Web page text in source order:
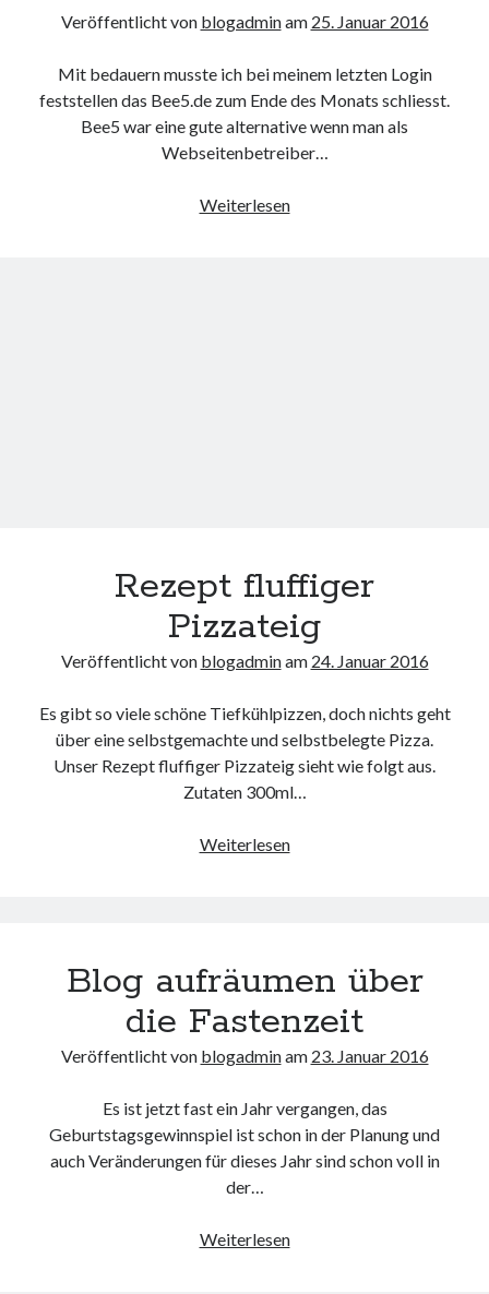
Veröffentlicht von blogadminam 25. Januar 2016
Mit bedauern musste ich bei meinem letzten Login
feststellen das Bee5.de zum Ende des Monats schliesst.
Bee5 war eine gute alternative wenn man als
Webseitenbetreiber…
WeiterlesenBee
Rezept fluffiger
Pizzateig
Veröffentlicht von blogadminam 24. Januar 2016
Es gibt so viele schöne Tiefkühlpizzen, doch nichts geht
über eine selbstgemachte und selbstbelegte Pizza.
Unser Rezept fluffiger Pizzateig sieht wie folgt aus.
Zutaten 300ml…
WeiterlesenRezept
Blog aufräumen über
die Fastenzeit
Veröffentlicht von blogadminam 23. Januar 2016
Es ist jetzt fast ein Jahr vergangen, das
Geburtstagsgewinnspiel ist schon in der Planung und
auch Veränderungen für dieses Jahr sind schon voll in
der…
WeiterlesenBlog